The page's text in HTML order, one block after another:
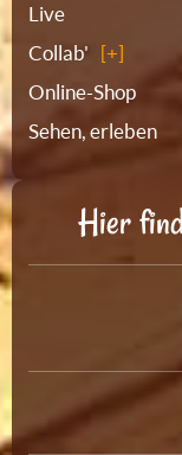
Live
Collab'
Online-Shop
Sehen, erleben
Hier